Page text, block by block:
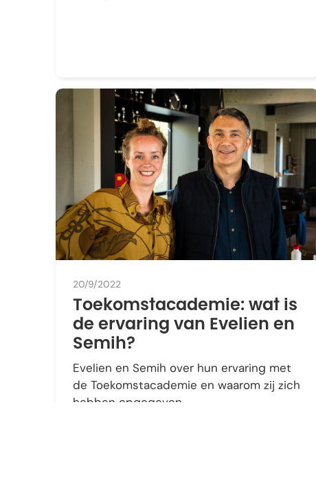
20/9/2022
Toekomstacademie: wat is
de ervaring van Evelien en
Semih?
Evelien en Semih over hun ervaring met
de Toekomstacademie en waarom zij zich
hebben opgegeven.